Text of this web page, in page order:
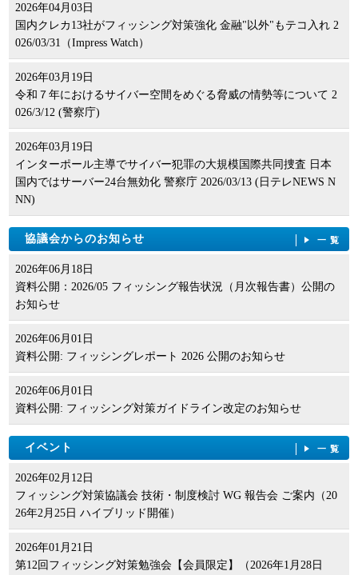
2026年04月03日
国内クレカ13社がフィッシング対策強化 金融"以外"もテコ入れ 2
026/03/31（Impress Watch）
2026年03月19日
令和７年におけるサイバー空間をめぐる脅威の情勢等について 2
026/3/12 (警察庁)
2026年03月19日
インターポール主導でサイバー犯罪の大規模国際共同捜査 日本
国内ではサーバー24台無効化 警察庁 2026/03/13 (日テレNEWS N
NN)
協議会からのお知らせ 一覧
2026年06月18日
資料公開：2026/05 フィッシング報告状況（月次報告書）公開の
お知らせ
2026年06月01日
資料公開: フィッシングレポート 2026 公開のお知らせ
2026年06月01日
資料公開: フィッシング対策ガイドライン改定のお知らせ
イベント 一覧
2026年02月12日
フィッシング対策協議会 技術・制度検討 WG 報告会 ご案内（20
26年2月25日 ハイブリッド開催）
2026年01月21日
第12回フィッシング対策勉強会【会員限定】（2026年1月28日